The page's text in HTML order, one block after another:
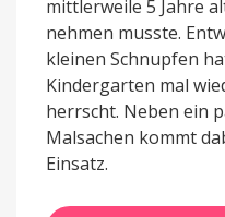
mittlerweile 5 Jahre
nehmen musste.
kleinen Schnupfen
Kindergarten mal
herrscht. Neben ein
Malsachen kommt
Einsatz.